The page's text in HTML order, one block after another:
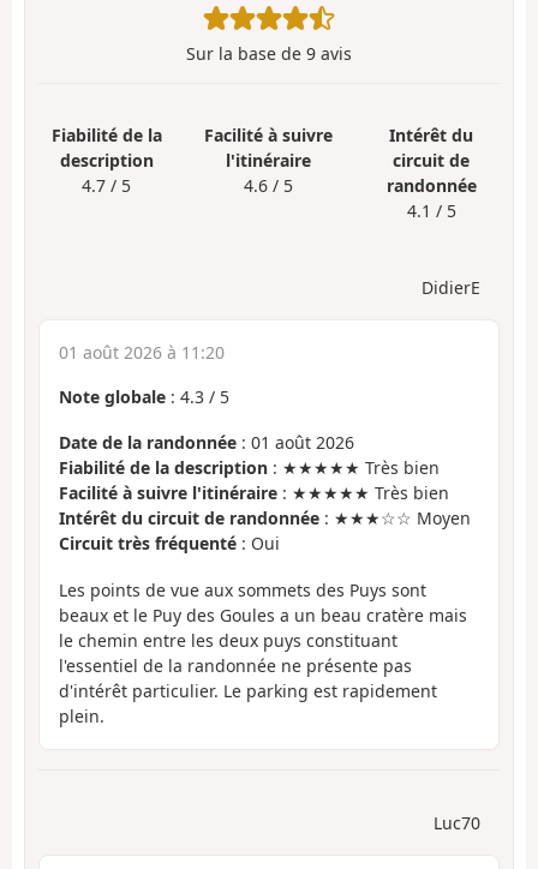
Sur la base de 9 avis
Fiabilité de la
description
4.7 / 5
Facilité à suivre
l'itinéraire
4.6 / 5
Intérêt du
circuit de
randonnée
4.1 / 5
DidierE
01 août 2026 à 11:20
Note globale : 4.3 / 5
Date de la randonnée : 01 août 2026
Fiabilité de la description : ★★★★★ Très bien
Facilité à suivre l'itinéraire : ★★★★★ Très bien
Intérêt du circuit de randonnée : ★★★☆☆ Moyen
Circuit très fréquenté : Oui
Les points de vue aux sommets des Puys sont
beaux et le Puy des Goules a un beau cratère mais
le chemin entre les deux puys constituant
l'essentiel de la randonnée ne présente pas
d'intérêt particulier. Le parking est rapidement
plein.
Luc70